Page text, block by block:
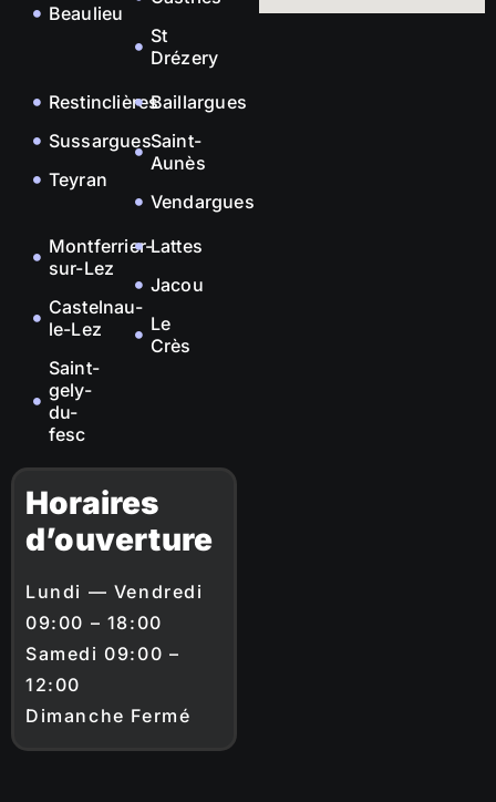
Beaulieu
St
Drézery
Restinclières
Sussargues
Teyran
Baillargues
Saint-
Aunès
Vendargues
Montferrier-
sur-Lez
Castelnau-
le-Lez
Saint-
gely-
du-
fesc
Lattes
Jacou
Le
Crès
Horaires
d’ouverture
Lundi — Vendredi
09:00 – 18:00
Samedi 09:00 –
12:00
Dimanche Fermé